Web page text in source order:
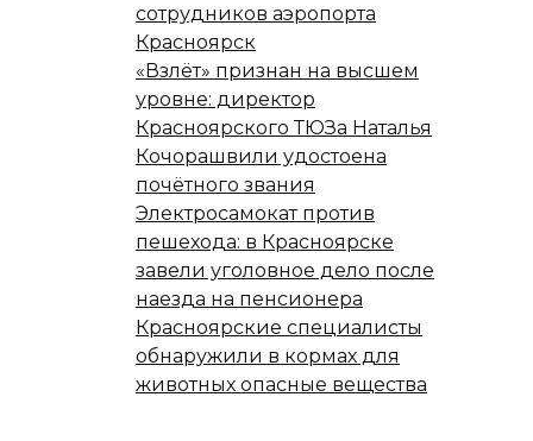
сотрудников аэропорта
Красноярск
«Взлёт» признан на высшем
уровне: директор
Красноярского ТЮЗа Наталья
Кочорашвили удостоена
почётного звания
Электросамокат против
пешехода: в Красноярске
завели уголовное дело после
наезда на пенсионера
Красноярские специалисты
обнаружили в кормах для
животных опасные вещества